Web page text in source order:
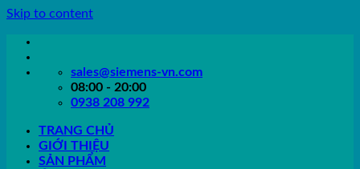
Skip to content
sales@siemens-vn.com
08:00 - 20:00
0938 208 992
TRANG CHỦ
GIỚI THIỆU
SẢN PHẨM